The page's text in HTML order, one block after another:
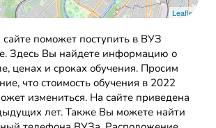
Leaflet
поможет поступить в ВУЗ
Здесь Вы найдете информацию о
ценах и сроках обучения. Просим
что стоимость обучения в 2022
измениться. На сайте приведена
лет. Также Вы можете найти